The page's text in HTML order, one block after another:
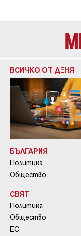
ВСИЧКО ОТ ДЕНЯ
БЪЛГАРИЯ
Политика
Общество
СВЯТ
Политика
Общество
ЕС